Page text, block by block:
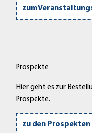
zum
Prospekte
Hier geht es zur
Prospekte.
zu den Prospekten